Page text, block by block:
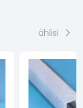
ählisi